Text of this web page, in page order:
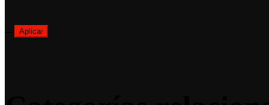
Aplicar